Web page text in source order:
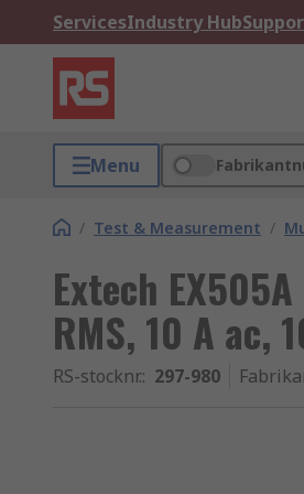
ServicesIndustry Hub
Menu
/ Test & Measurement /
Extech
RMS, 10 A ac,
RS-stocknr.: 297-980